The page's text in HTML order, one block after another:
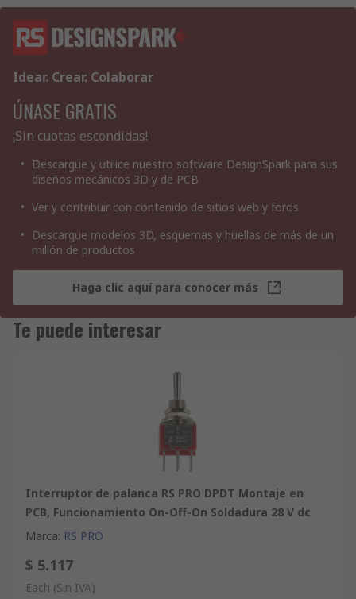
Idear. Crear. Colaborar
ÚNASE GRATIS
¡Sin cuotas escondidas!
Descargue y utilice nuestro software DesignSpark para sus
diseños mecánicos 3D y de PCB
Ver y contribuir con contenido de sitios web y foros
Descargue modelos 3D, esquemas y huellas de más de un
millón de productos
Haga clic aquí para conocer más
Te puede interesar
Interruptor de palanca RS PRO DPDT Montaje en
PCB, Funcionamiento On-Off-On Soldadura 28 V dc
Marca: RS PRO
$ 5.117
Each (Sin IVA)